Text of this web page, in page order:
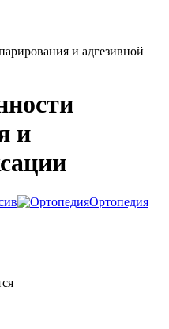
и адгезивной
и
Ортопедия